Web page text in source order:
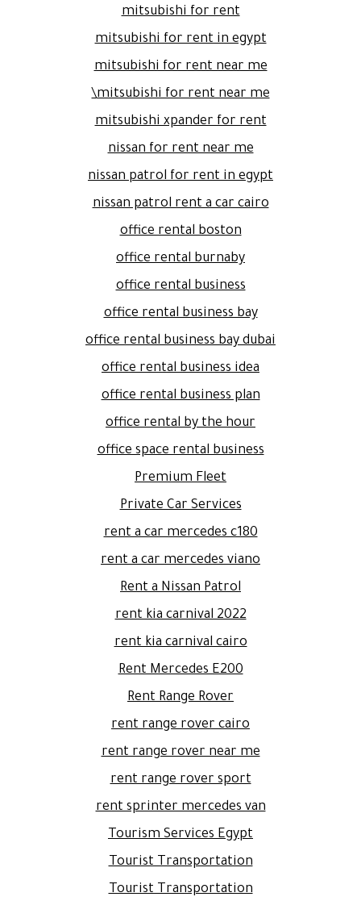
mitsubishi for rent
mitsubishi for rent in egypt
mitsubishi for rent near me
mitsubishi for rent near me\
mitsubishi xpander for rent
nissan for rent near me
nissan patrol for rent in egypt
nissan patrol rent a car cairo
office rental boston
office rental burnaby
office rental business
office rental business bay
office rental business bay dubai
office rental business idea
office rental business plan
office rental by the hour
office space rental business
Premium Fleet
Private Car Services
rent a car mercedes c180
rent a car mercedes viano
Rent a Nissan Patrol
rent kia carnival 2022
rent kia carnival cairo
Rent Mercedes E200
Rent Range Rover
rent range rover cairo
rent range rover near me
rent range rover sport
rent sprinter mercedes van
Tourism Services Egypt
Tourist Transportation
Tourist Transportation